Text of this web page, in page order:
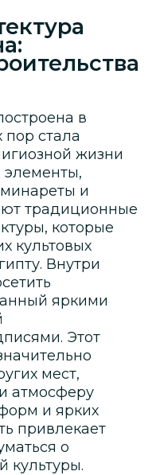
в
пор стала
жизни
элементы,
и
традиционные
которые
культовых
Внутри
яркими
Этот
мест,
атмосферу
и ярких
привлекает
о
культуры.